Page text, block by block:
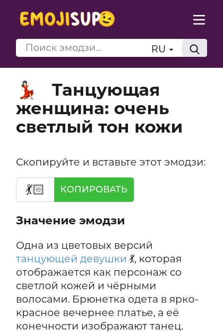
RU
💃🏻
Танцующая
женщина: очень
светлый тон кожи
Скопируйте и вставьте этот эмодзи:
💃🏻 КОПИРОВАТЬ
Значение эмодзи
Одна из цветовых версий
танцующей девушки 💃, которая
отображается как персонаж со
светлой кожей и чёрными
волосами. Брюнетка одета в ярко-
красное вечернее платье, а её
конечности изображают танец.